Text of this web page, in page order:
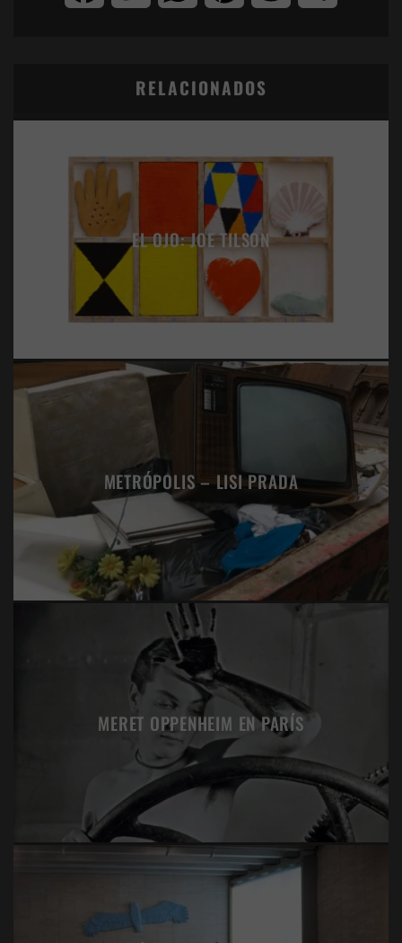
RELACIONADOS
EL OJO: JOE TILSON
METRÓPOLIS – LISI PRADA
MERET OPPENHEIM EN PARÍS